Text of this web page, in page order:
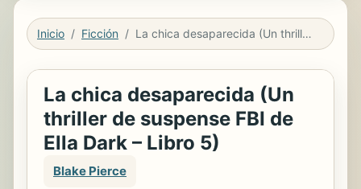
Inicio Ficción La chica desaparecida (Un thriller de suspense FBI de Ella Dark – Libro 5)
La chica desaparecida (Un
thriller de suspense FBI de
Ella Dark – Libro 5)
Blake Pierce